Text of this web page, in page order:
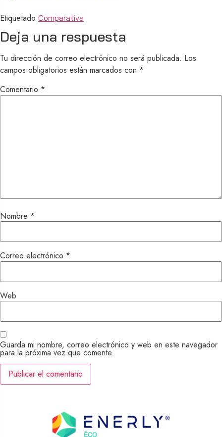
Etiquetado Comparativa
Deja una respuesta
Tu dirección de correo electrónico no será publicada. Los
campos obligatorios están marcados con *
Comentario *
Nombre *
Correo electrónico *
Web
Guarda mi nombre, correo electrónico y web en este navegador
para la próxima vez que comente.